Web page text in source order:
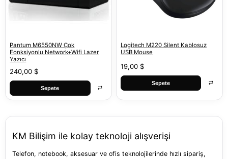
Pantum M6550NW Çok
Fonksiyonlu Network+Wifi Lazer
Yazıcı
240,00 $
Sepete ⇄
Logitech M220 Silent Kablosuz
USB Mouse
19,00 $
Sepete ⇄
KM Bilişim ile kolay teknoloji alışverişi
Telefon, notebook, aksesuar ve ofis teknolojilerinde hızlı sipariş,